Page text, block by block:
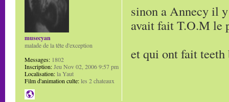
sinon a Annecy il
avait fait T.O.M le
et qui ont fait teeth
musecyan
malade de la tête d'exception
Messages: 1802
Inscription:Jeu Nov 02, 2006 9:57 pm
Localisation:la Yaut
Film d'animation culte:les 2 chateaux